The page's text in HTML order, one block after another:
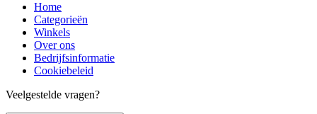
Home
Categorieën
Winkels
Over ons
Bedrijfsinformatie
Cookiebeleid
Veelgestelde vragen?